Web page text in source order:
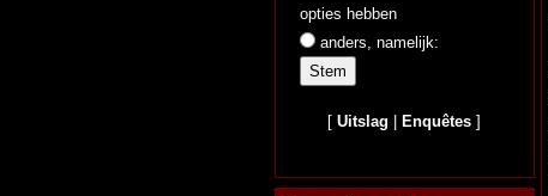
opties hebben
anders, namelijk:
[Uitslag Enquêtes ]